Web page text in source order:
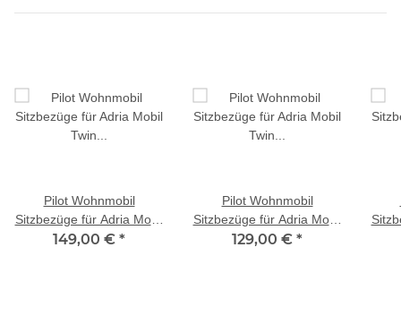
Pilot Wohnmobil
Sitzbezüge für Adria Mobil
Twin SL (Beige) POSE705
149,00 € *
Pilot Wohnmobil
Sitzbezüge für Adria Mobil
Twin Plus SL (Beige)
129,00 € *